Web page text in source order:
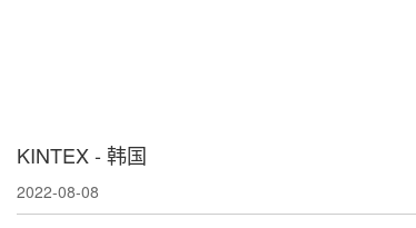
KINTEX - 韩国
2022-08-08